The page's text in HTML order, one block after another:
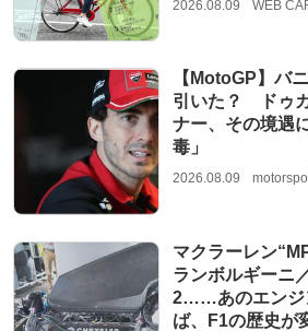
2026.08.09 WEB
【MotoGP】バ
引いた？ ドゥ
ナー、その境遇
毒」
2026.08.09
マクラーレン
ランボルギーニ
2……あのエンジ
ば、F1の歴史が